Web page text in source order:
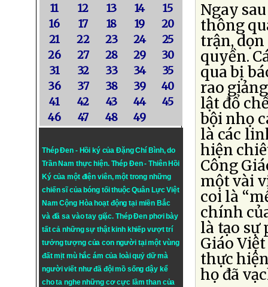
11
12 13 14
15
16
17 18 19
20
21
22 23 24
25
26
27 28 29
30
31
32 33 34
35
36
37 38 39
40
41
42 43 44
45
46
47 48 49
Thép Đen - Hồi ký của Đặng Chí Bình, do
Trần Nam thực hiện. Thép Đen- Thiên Hồi
Ký của một điện viên, một trong những
chiến sĩ của bóng tối thuộc Quân Lực Việt
Nam Cộng Hòa hoạt động tại miền Bắc
và đã sa vào tay giặc. Thép Đen phơi bày
tất cả những sự thật kinh khiếp vượt trí
tưởng tượng của con người tại một vùng
đất mịt mù hắc ám của loài quỷ dữ mà
người viết như đã đội mồ sống dậy kể
cho ta nghe những cơ cực lầm than của
Ngay
thông
trận,
quyền.
qua bị
rao
lật đổ
bội nhọ
là các
hiện
Công
một vài
coi là
chính
là tạo sự
Giáo
thực
họ đã